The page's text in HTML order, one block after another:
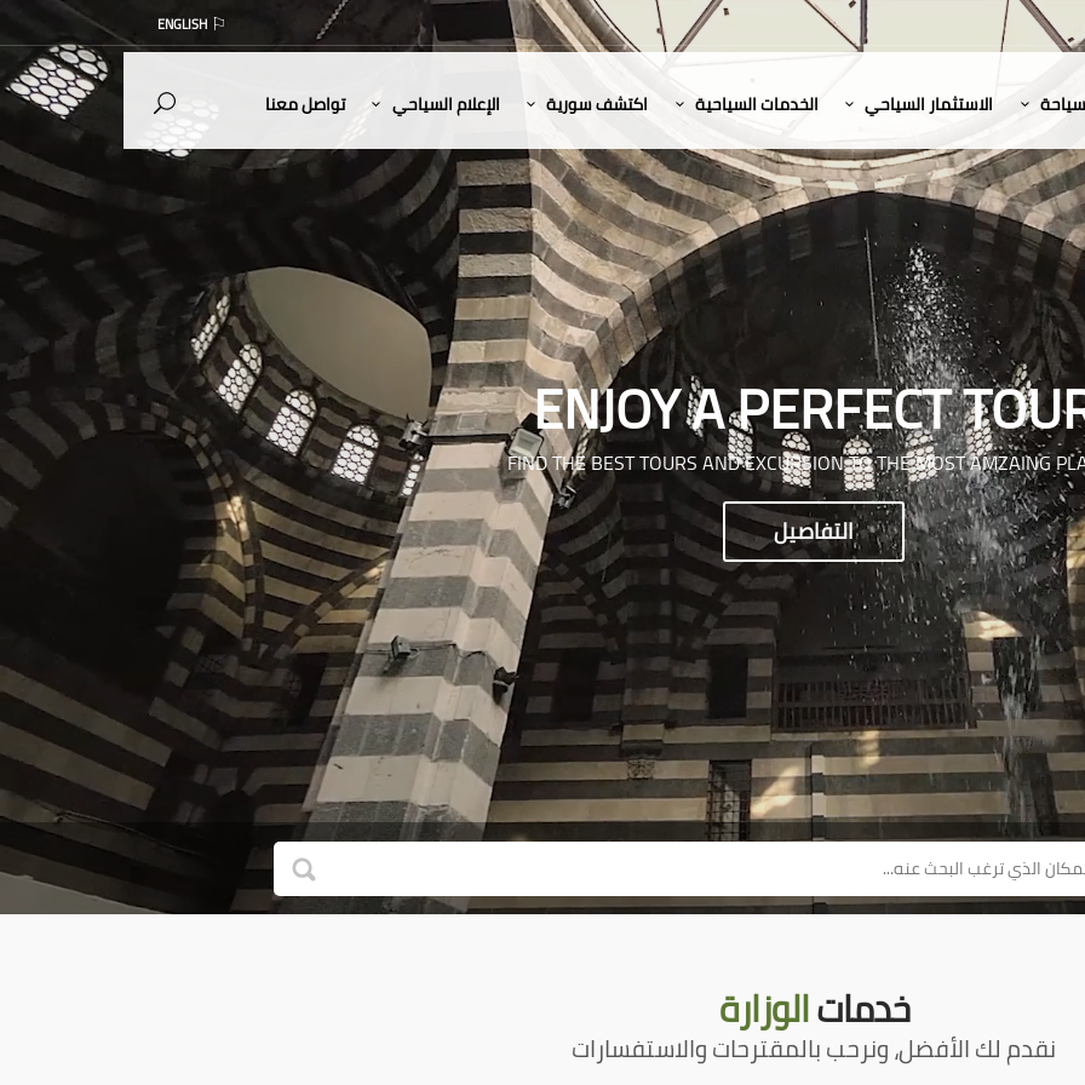
ENGLISH
الاستثمار السياحي الخدمات السياحية اكتشف سورية الإعلام السياحي تواصل معنا
ENJOY A PERFECT
FIND THE BEST TOURS AND EXCURSION TO THE MOST AMZAING
التفاصيل
خدماتالوزارة
نقدم لك الأفضل، ونرحب بالمقترحات والاستفسارات